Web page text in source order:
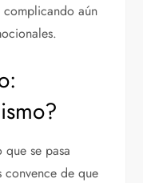
complicando aún
se pasa
convence de que